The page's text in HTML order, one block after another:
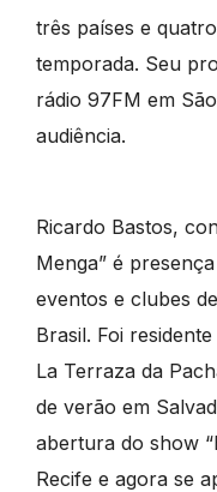
três países e
temporada. Seu
rádio 97FM em
audiência.
Ricardo Bastos,
Menga” é
eventos e clubes
Brasil. Foi
La Terraza da
de verão em
abertura do show
Recife e agora se